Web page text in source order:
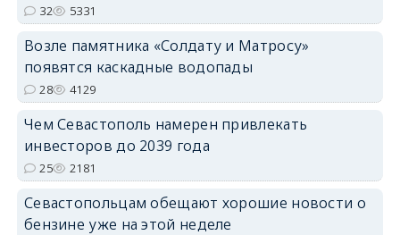
32 5331
Возле памятника «Солдату и Матросу»
появятся каскадные водопады
28 4129
Чем Севастополь намерен привлекать
инвесторов до 2039 года
25 2181
Севастопольцам обещают хорошие новости о
бензине уже на этой неделе